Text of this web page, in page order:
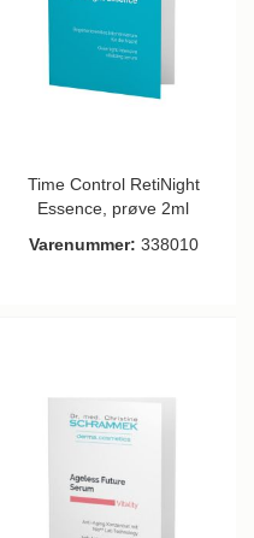
Time Control RetiNight
Essence, prøve 2ml
Varenummer: 338010